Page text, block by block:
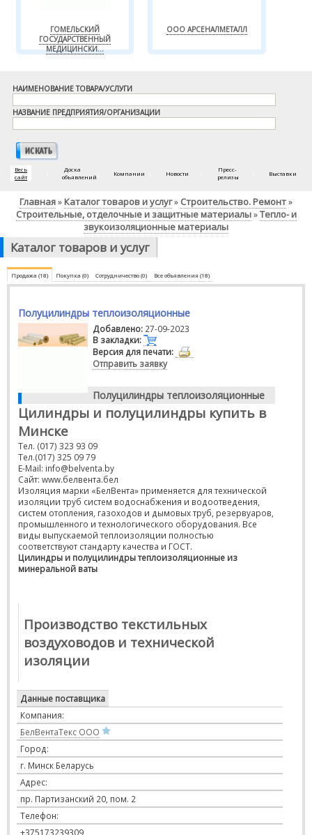
ГОМЕЛЬСКИЙ
ГОСУДАРСТВЕННЫЙ
МЕДИЦИНСКИ...
ООО АРСЕНАЛМЕТАЛЛ
НАИМЕНОВАНИЕ ТОВАРА/УСЛУГИ
НАЗВАНИЕ ПРЕДПРИЯТИЯ/ОРГАНИЗАЦИИ
Весь
сайт
Доска
объявлений
Компании Новости
Пресс-
релизы
Выставки
Главная» Каталог товаров и услуг» Строительство. Ремонт»
Строительные, отделочные и защитные материалы»Тепло- и
звукоизоляционные материалы
Каталог товаров и услуг
Продажа (18) Покупка (0) Сотрудничество (0) Все объявления (18)
Полуцилиндры теплоизоляционные
Добавлено: 27-09-2023
В закладки:
Версия для печати:
Отправить заявку
Полуцилиндры теплоизоляционные
Цилиндры и полуцилиндры купить в
Минске
Тел. (017) 323 93 09
Тел.(017) 325 09 79
E-Mail: info@belventa.by
Сайт: www.белвента.бел
Изоляция марки «БелВента» применяется для технической
изоляции труб систем водоснабжения и водоотведения,
систем отопления, газоходов и дымовых труб, резервуаров,
промышленного и технологического оборудования. Все
виды выпускаемой теплоизоляции полностью
соответствуют стандарту качества и ГОСТ.
Цилиндры и полуцилиндры теплоизоляционные из
минеральной ваты
Производство текстильных
воздуховодов и технической
изоляции
Данные поставщика
Компания:
БелВентаТекс ООО
Город:
г. Минск Беларусь
Адрес:
пр. Партизанский 20, пом. 2
Телефон:
+375173239309